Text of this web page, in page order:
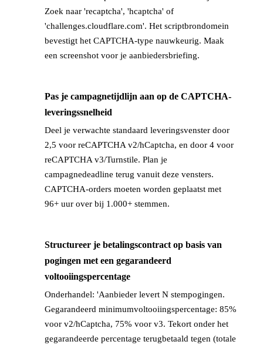
Zoek naar 'recaptcha', 'hcaptcha' of
'challenges.cloudflare.com'. Het scriptbrondomein
bevestigt het CAPTCHA-type nauwkeurig. Maak
een screenshot voor je aanbiedersbriefing.
Pas je campagnetijdlijn aan op de CAPTCHA-
leveringssnelheid
Deel je verwachte standaard leveringsvenster door
2,5 voor reCAPTCHA v2/hCaptcha, en door 4 voor
reCAPTCHA v3/Turnstile. Plan je
campagnedeadline terug vanuit deze vensters.
CAPTCHA-orders moeten worden geplaatst met
96+ uur over bij 1.000+ stemmen.
Structureer je betalingscontract op basis van
pogingen met een gegarandeerd
voltooiingspercentage
Onderhandel: 'Aanbieder levert N stempogingen.
Gegarandeerd minimumvoltooiingspercentage: 85%
voor v2/hCaptcha, 75% voor v3. Tekort onder het
gegarandeerde percentage terugbetaald tegen (totale